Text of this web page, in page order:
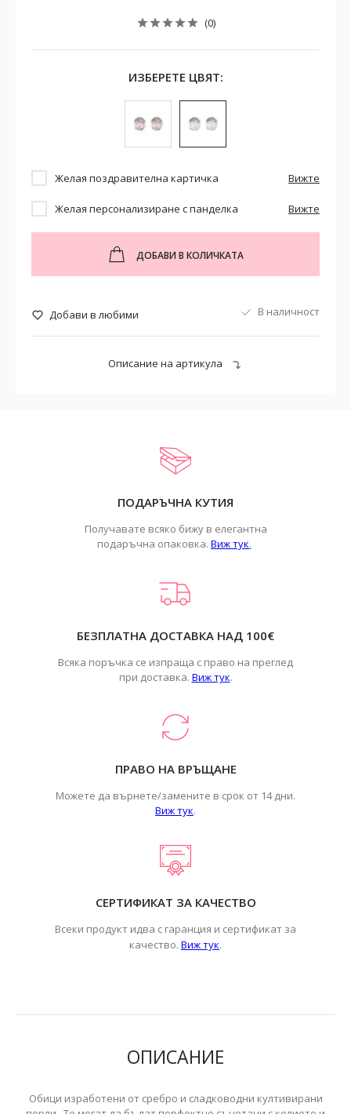
(0)
ИЗБЕРЕТЕ ЦВЯТ:
Желая поздравителна картичка Вижте
Желая персонализиране с панделка Вижте
ДОБАВИ В КОЛИЧКАТА
Добави в любими В наличност
Описание на артикула
ПОДАРЪЧНА КУТИЯ
Получавате всяко бижу в елегантна
подаръчна опаковка. Виж тук.
БЕЗПЛАТНА ДОСТАВКА НАД 100€
Всяка поръчка се изпраща с право на преглед
при доставка. Виж тук.
ПРАВО НА ВРЪЩАНЕ
Можете да върнете/замените в срок от 14 дни.
Виж тук.
СЕРТИФИКАТ ЗА КАЧЕСТВО
Всеки продукт идва с гаранция и сертификат за
качество. Виж тук.
ОПИСАНИЕ
Обици изработени от сребро и сладководни култивирани